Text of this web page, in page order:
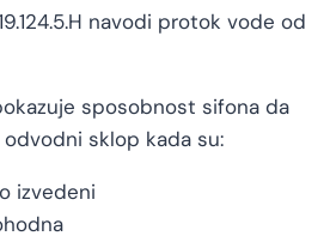
navodi protok vode od
sposobnost sifona da
sklop kada su:
izvedeni